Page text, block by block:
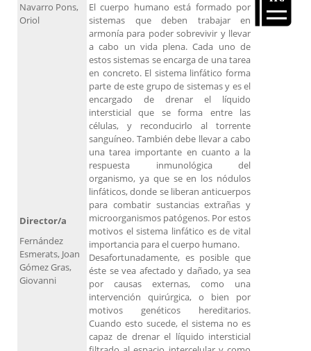
Navarro Pons,
Oriol
El cuerpo humano está formado por
sistemas que deben trabajar en
armonía para poder sobrevivir y llevar
a cabo un vida plena. Cada uno de
estos sistemas se encarga de una tarea
en concreto. El sistema linfático forma
parte de este grupo de sistemas y es el
encargado de drenar el líquido
intersticial que se forma entre las
células, y reconducirlo al torrente
sanguíneo. También debe llevar a cabo
una tarea importante en cuanto a la
respuesta inmunológica del
organismo, ya que se en los nódulos
linfáticos, donde se liberan anticuerpos
para combatir sustancias extrañas y
microorganismos patógenos. Por estos
motivos el sistema linfático es de vital
importancia para el cuerpo humano.
Desafortunadamente, es posible que
éste se vea afectado y dañado, ya sea
por causas externas, como una
intervención quirúrgica, o bien por
motivos genéticos hereditarios.
Cuando esto sucede, el sistema no es
capaz de drenar el líquido intersticial
Director/a
Fernández
Esmerats, Joan
Gómez Gras,
Giovanni